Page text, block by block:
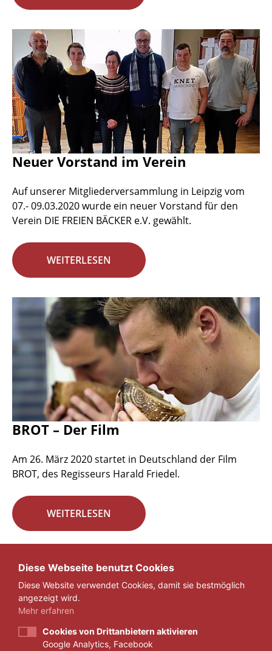
Neuer Vorstand im Verein
Auf unserer Mitgliederversammlung in Leipzig vom
07.- 09.03.2020 wurde ein neuer Vorstand für den
Verein DIE FREIEN BÄCKER e.V. gewählt.
WEITERLESEN
BROT – Der Film
Am 26. März 2020 startet in Deutschland der Film
BROT, des Regisseurs Harald Friedel.
WEITERLESEN
« 1 ... 21 22 23 ... 29 »
Diese Webseite benutzt Cookies
Diese Website verwendet Cookies, damit sie bestmöglich
angezeigt wird.
Mehr erfahren
Cookies von Drittanbietern aktivieren
Google Analytics, Facebook